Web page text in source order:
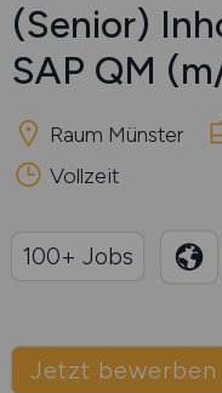
(Senior)
SAP QM
Raum Münster
Vollzeit
Jetzt bewerben
100+ Jobs